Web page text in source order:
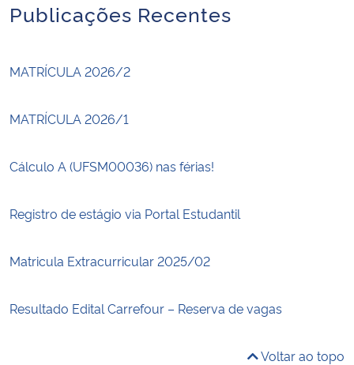
Publicações Recentes
MATRÍCULA 2026/2
MATRÍCULA 2026/1
Cálculo A (UFSM00036) nas férias!
Registro de estágio via Portal Estudantil
Matricula Extracurricular 2025/02
Resultado Edital Carrefour – Reserva de vagas
Voltar ao topo